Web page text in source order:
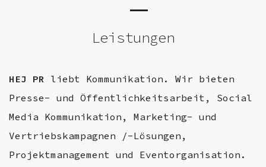
Leistungen
HEJ PR liebt Kommunikation. Wir bieten
Presse- und Öffentlichkeitsarbeit, Social
Media Kommunikation, Marketing- und
Vertriebskampagnen /-Lösungen,
Projektmanagement und Eventorganisation.